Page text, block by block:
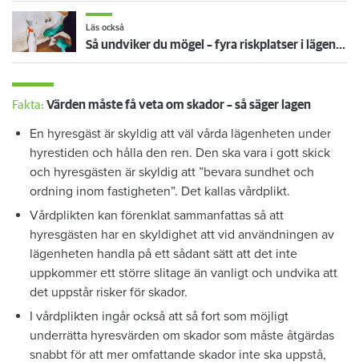
Läs också
Så undviker du mögel – fyra riskplatser i lägenheten: ”Måste städa bort”
Fakta: Värden måste få veta om skador – så säger lagen
En hyresgäst är skyldig att väl vårda lägenheten under
hyrestiden och hålla den ren. Den ska vara i gott skick
och hyresgästen är skyldig att ”bevara sundhet och
ordning inom fastigheten”. Det kallas vårdplikt.
Vårdplikten kan förenklat sammanfattas så att
hyresgästen har en skyldighet att vid användningen av
lägenheten handla på ett sådant sätt att det inte
uppkommer ett större slitage än vanligt och undvika att
det uppstår risker för skador.
I vårdplikten ingår också att så fort som möjligt
underrätta hyresvärden om skador som måste åtgärdas
snabbt för att mer omfattande skador inte ska uppstå,